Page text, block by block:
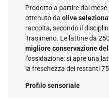
Prodotto a partire dal mese
ottenuto da olive
raccolta, secondo il
Trasimeno. Le lattine da
migliore conservazione
l’ossidazione: si apre una
la freschezza dei restanti
Profilo sensoriale